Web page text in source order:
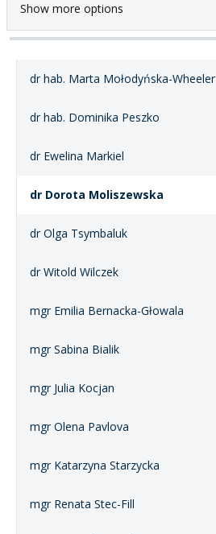
Show more options
dr hab. Marta Mołodyńska-
dr hab. Dominika Peszko
dr Ewelina Markiel
dr Dorota Moliszewska
dr Olga Tsymbaluk
dr Witold Wilczek
mgr Emilia Bernacka-Głowala
mgr Sabina Bialik
mgr Julia Kocjan
mgr Olena Pavlova
mgr Katarzyna Starzycka
mgr Renata Stec-Fill